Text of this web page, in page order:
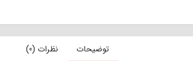
توضیحات نظرات (0)